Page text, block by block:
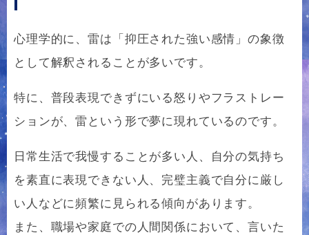
心理学的に、雷は「抑圧された強い感情」の象徴
として解釈されることが多いです。
特に、普段表現できずにいる怒りやフラストレー
ションが、雷という形で夢に現れているのです。
日常生活で我慢することが多い人、自分の気持ち
を素直に表現できない人、完璧主義で自分に厳し
い人などに頻繁に見られる傾向があります。
また、職場や家庭での人間関係において、言いた